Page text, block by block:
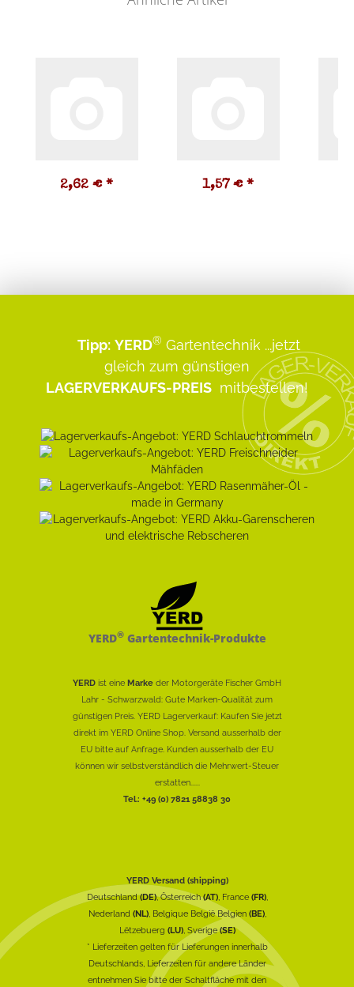
2,62 € * 1,57 € *
Tipp: YERD® Gartentechnik ...jetzt
gleich zum günstigen
LAGERVERKAUFS-PREIS mitbestellen!
YERD®Gartentechnik-Produkte
YERD ist eine Marke der Motorgeräte Fischer GmbH
Lahr - Schwarzwald: Gute Marken-Qualität zum
günstigen Preis. YERD Lagerverkauf: Kaufen Sie jetzt
direkt im YERD Online Shop. Versand ausserhalb der
EU bitte auf Anfrage. Kunden ausserhalb der EU
können wir selbstverständlich die Mehrwert-Steuer
erstatten......
Tel.: +49 (0) 7821 58838 30
YERD Versand (shipping)
Deutschland(DE), Österreich(AT), France (FR),
Nederland (NL), Belgique België Belgien (BE),
Lëtzebuerg (LU), Sverige(SE)
* Lieferzeiten gelten für Lieferungen innerhalb
Deutschlands, Lieferzeiten für andere Länder
entnehmen Sie bitte der Schaltfläche mit den